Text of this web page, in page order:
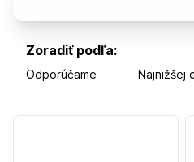
Zoradiť podľa:
Odporúčame Najnižšej